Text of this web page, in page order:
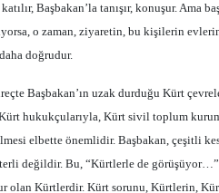
Başbakan’la tanışır, konuşur. Ama
o zaman, ziyaretin, bu kişilerin
doğrudur.
Başbakan’ın uzak durduğu Kürt
hukukçularıyla, Kürt sivil toplum
elbette önemlidir. Başbakan, çeşitli
değildir. Bu, “Kürtlerle de
olan Kürtlerdir. Kürt sorunu, Kürtlerin,